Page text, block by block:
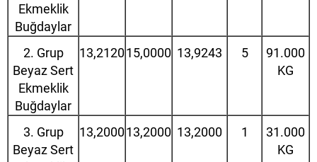
Ekmeklik
Buğdaylar
2. Grup
Beyaz Sert
Ekmeklik
Buğdaylar
13,212015,0000 13,9243 5
91.000
KG
3. Grup
Beyaz Sert
13,200013,2000 13,2000 1
31.000
KG